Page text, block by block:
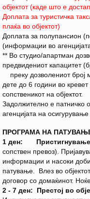
објектот (каде што е
Доплата за туристичка
плаќа во објектот)
Доплата за полупансион
(информации во
** Во студио/апартман
предвидениот капацитет
преку дозволениот
дете до 6 години во
сопственикот на објектот.
Задолжително е патничко
агенцијата на
ПРОГРАМА НА
1 ден: Пристигнување
сопствен превоз).
информации и насоки
патување.
Влез во
договор со домаќинот.
2 - 7 ден: Престој во